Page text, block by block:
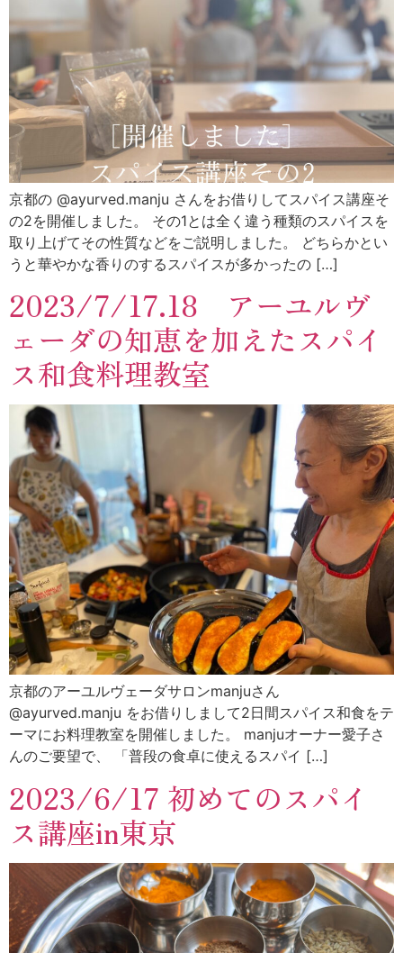
京都の @ayurved.manju さんをお借りしてスパイス講座そ
の2を開催しました。 その1とは全く違う種類のスパイスを
取り上げてその性質などをご説明しました。 どちらかとい
うと華やかな香りのするスパイスが多かったの […]
2023/7/17.18 アーユルヴ
ェーダの知恵を加えたスパイ
ス和食料理教室
京都のアーユルヴェーダサロンmanjuさん
@ayurved.manju をお借りしまして2日間スパイス和食をテ
ーマにお料理教室を開催しました。 manjuオーナー愛子さ
んのご要望で、 「普段の食卓に使えるスパイ […]
2023/6/17 初めてのスパイ
ス講座in東京